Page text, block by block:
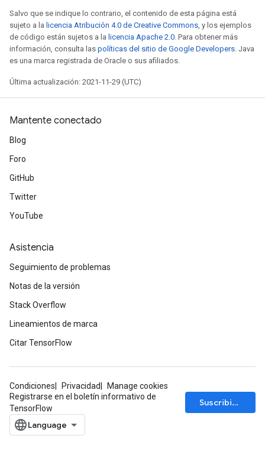
Salvo que se indique lo contrario, el contenido de esta página está
sujeto a la licencia Atribución 4.0 de Creative Commons, y los ejemplos
de código están sujetos a la licencia Apache 2.0. Para obtener más
información, consulta las políticas del sitio de Google Developers. Java
es una marca registrada de Oracle o sus afiliados.
Última actualización: 2021-11-29 (UTC)
Mantente conectado
Blog
Foro
GitHub
Twitter
YouTube
Asistencia
Seguimiento de problemas
Notas de la versión
Stack Overflow
Lineamientos de marca
Citar TensorFlow
Condiciones Privacidad
Manage cookies
Registrarse en el boletín informativo de
TensorFlow
Suscribirse